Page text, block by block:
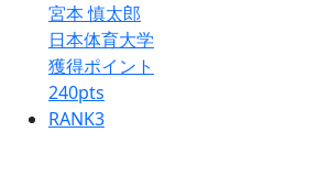
宮本 慎太郎
日本体育大学
獲得ポイント
240pts
RANK3